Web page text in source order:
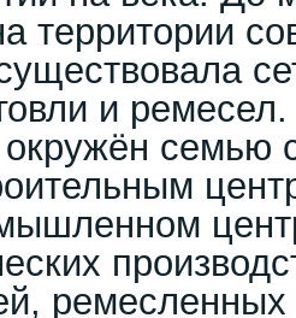
территории
и
семью
ремесленных